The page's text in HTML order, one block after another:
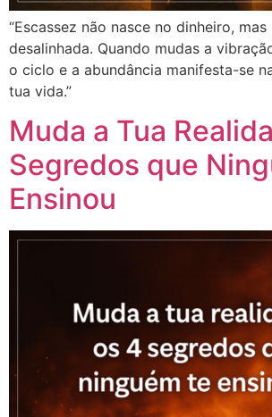
“Escassez não nasce no dinheiro, mas
desalinhada. Quando mudas a
o ciclo e a abundância manifesta-se
tua vida.”
Muda a Tua
Segredos que
Ensinou